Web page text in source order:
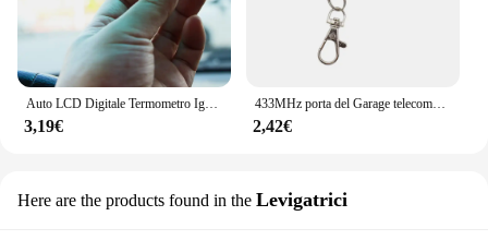
Auto LCD Digitale Termometro Igrometro Calibro Accessori Per MG ZS 350 GS 5 Gundam GT 6 HS TF ORKINA
3,19€
433MHz porta del Garage telecomando 4 chiavi copia telecomando universale clonazione cancello elettrico telecomando duplicatore chiave
2,42€
Here are the products found in the Levigatrici